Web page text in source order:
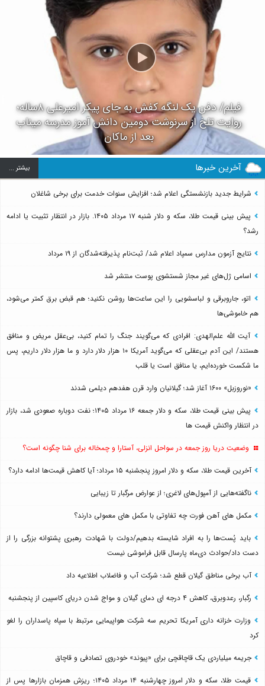
فیلم/ دفن یک لنگه کفش به جای پیکر امیرعلی ۸ساله؛
روایت تلخ از سرنوشت دومین دانش آموز مدرسه میناب
بعد از ماکان
آخرین خبرها بيشتر ...
شرایط جدید بازنشستگی اعلام شد؛ افزایش سنوات خدمت برای برخی شاغلان
پیش بینی قیمت طلا، سکه و دلار شنبه ۱۷ مرداد ۱۴۰۵. بازار در انتظار تثبیت یا ادامه
رشد؟
نتایج آزمون مدارس سمپاد اعلام شد/ ثبت‌نام پذیرفته‌شدگان از ۱۹ مرداد
اسامی ژل‌های غیر مجاز شستشوی پوست منتشر شد
اتو، جاروبرقی و لباسشویی را این ساعت‌ها روشن نکنید؛ هم قبض برق کمتر می‌شود،
هم خاموشی‌ها
آیت الله علم‌الهدی: افرادی که می‌گویند جنگ را تمام کنید، بی‌عقل مریض و منافق
هستند/ این آدم بی‌عقلی که می‌گوید آمریکا ۱۰ هزار دلار دارد و ما هزار دلار داریم، پس
ما شکست خورده‌ایم، یا منافق است یا قلب
«نوروزبل» ۱۶۰۰ آغاز شد؛ گیلانیان وارد قرن هفدهم دیلمی شدند
پیش بینی قیمت طلا، سکه و دلار جمعه ۱۶ مرداد ۱۴۰۵؛ نفت دوباره صعودی شد، بازار
در انتظار واکنش قیمت ها
وضعیت دریا روز جمعه در سواحل انزلی، آستارا و چمخاله برای شنا چگونه است؟
آخرین قیمت طلا، سکه و دلار امروز پنجشنبه ۱۵ مرداد؛ آیا کاهش قیمت‌ها ادامه دارد؟
ناگفته‌هایی از آمپول‌های لاغری؛ از عوارض مرگبار تا زیبایی
مکمل های آهن فورت چه تفاوتی با مکمل های معمولی دارند؟
باید پُست‌ها را به افراد شایسته بدهیم/دولت با شهادت رهبری پشتوانه بزرگی را از
دست داد/حوادث دی‌ماه پارسال قابل فراموشی نیست
آب برخی مناطق گیلان قطع شد؛ شرکت آب و فاضلاب اطلاعیه داد
رگبار، رعدوبرق، کاهش ۴ درجه ای دمای گیلان و مواج شدن دریای کاسپین از پنجشنبه
وزارت خزانه داری آمریکا تحریم سه شرکت هواپیمایی مرتبط با سپاه پاسداران را لغو
کرد
جریمه میلیاردی یک قاچاقچی برای «پیوند» خودروی تصادفی و قاچاق
قیمت طلا، سکه و دلار امروز چهارشنبه ۱۴ مرداد ۱۴۰۵؛ ریزش همزمان بازارها پس از